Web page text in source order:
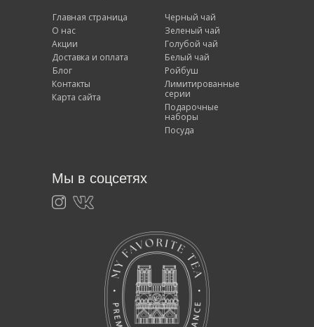
Главная страница
О нас
Акции
Доставка и оплата
Карта сайта
Мы в соцсетях
Блог
Контакты
Черный чай
Зеленый чай
Голубой чай
Белый чай
Ройбуш
Лимитированные
серии
Подарочные
наборы
Посуда